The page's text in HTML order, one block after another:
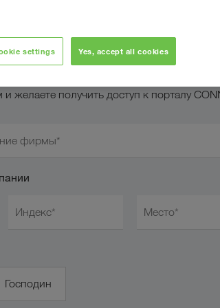
на
желаете получить доступ к порталу
фирмы*
Индекс* Место*
Господин
settings Yes, accept all cookies